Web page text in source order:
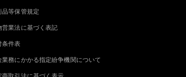
品等保管規定
営業法に基づく表記
条件表
業務にかかる指定紛争機関について